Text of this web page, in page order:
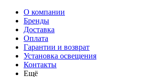
О компании
Бренды
Доставка
Оплата
Гарантии и возврат
Установка освещения
Контакты
Ещё